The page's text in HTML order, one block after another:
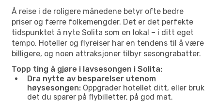
Å reise i de roligere månedene betyr ofte bedre
priser og færre folkemengder. Det er det perfekte
tidspunktet å nyte Solita som en lokal – i ditt eget
tempo. Hoteller og flyreiser har en tendens til å være
billigere, og noen attraksjoner tilbyr sesongrabatter.
Topp ting å gjøre i lavsesongen i Solita:
Dra nytte av besparelser utenom
høysesongen: Oppgrader hotellet ditt, eller bruk
det du sparer på flybilletter, på god mat.